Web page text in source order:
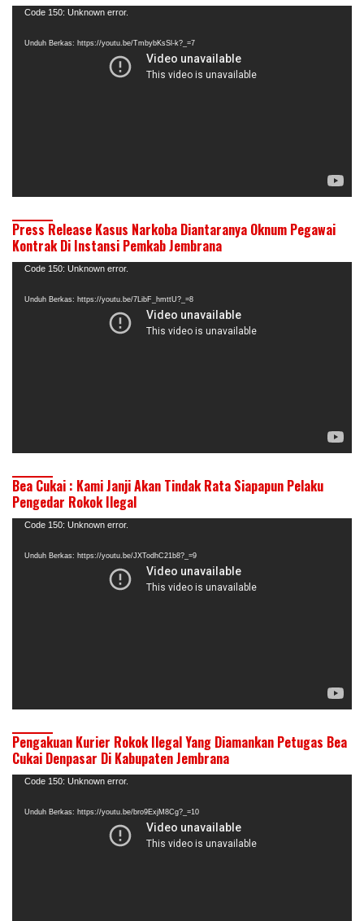
Pemutar
Code 150: Unknown error.
Unduh Berkas: https://youtu.be/TmbybKsSl-k?_=7
Press Release Kasus Narkoba Diantaranya Oknum Pegawai
Kontrak Di Instansi Pemkab Jembrana
Pemutar
Code 150: Unknown error.
Unduh Berkas: https://youtu.be/7LibF_hmttU?_=8
Bea Cukai : Kami Janji Akan Tindak Rata Siapapun Pelaku
Pengedar Rokok Ilegal
Pemutar
Code 150: Unknown error.
Unduh Berkas: https://youtu.be/JXTodhC21b8?_=9
Pengakuan Kurier Rokok Ilegal Yang Diamankan Petugas Bea
Cukai Denpasar Di Kabupaten Jembrana
Pemutar
Code 150: Unknown error.
Unduh Berkas: https://youtu.be/bro9ExjM8Cg?_=10